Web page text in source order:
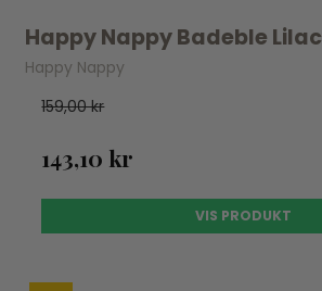
Happy Nappy Badeble Lilac
Happy Nappy
159,00 kr
143,10 kr
VIS PRODUKT